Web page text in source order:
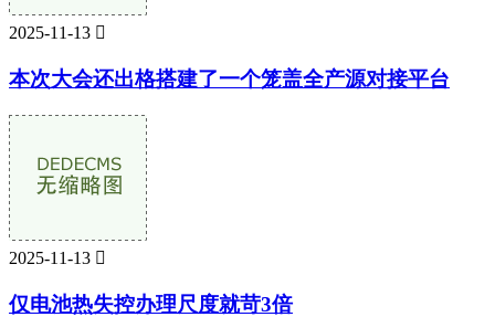
2025-11-13 
本次大会还出格搭建了一个笼盖全产源对接平台
2025-11-13 
仅电池热失控办理尺度就苛3倍